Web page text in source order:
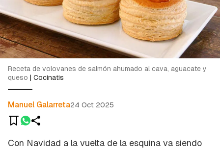
Receta de volovanes de salmón ahumado al cava, aguacate y
queso | Cocinatis
Manuel Galarreta24 Oct 2025
Con Navidad a la vuelta de la esquina va siendo